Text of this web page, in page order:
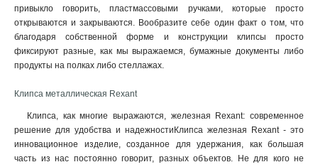
привыкло говорить, пластмассовыми ручками, которые просто
открываются и закрываются. Вообразите себе один факт о том, что
благодаря собственной форме и конструкции клипсы просто
фиксируют разные, как мы выражаемся, бумажные документы либо
продукты на полках либо стеллажах.
Клипса металлическая Rexant
Клипса, как многие выражаются, железная Rexant: современное
решение для удобства и надежностиКлипса железная Rexant - это
инновационное изделие, созданное для удержания, как большая
часть из нас постоянно говорит, разных объектов. Не для кого не